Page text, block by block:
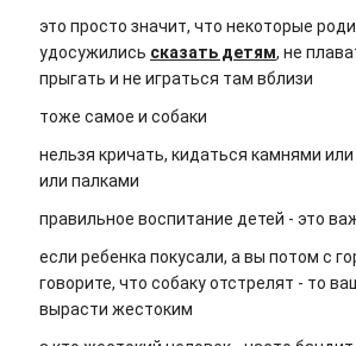
это просто значит, что некоторые
удосужились сказать детям, не
прыгать и не играться там вблизи
тоже самое и собаки
нельзя кричать, кидаться камнями
или палками
правильное воспитание детей - это
если ребенка покусали, а вы потом с
говорите, что собаку отстрелят - то
вырасти жестоким